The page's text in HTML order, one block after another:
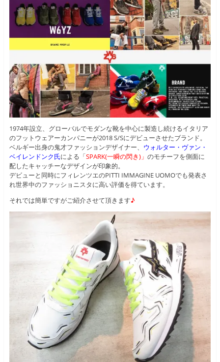
1974年設立、グローバルでモダンな靴を中心に製造し続けるイタリア
のフットウェアーカンパニーが2018 S/Sにデビューさせたブランド。
ベルギー出身の鬼才ファッションデザイナー、 ウォルター・ヴァン・
ベイレンドンク氏による「SPARK(一瞬の閃き)」 のモチーフを側面に
配したキャッチーなデザインが印象的。
デビューと同時にフィレンツエのPITTI IMMAGINE UOMOでも発表さ
れ世界中のファッショニスタに高い評価を得ています。
それでは簡単ですがご紹介させて頂きます♪